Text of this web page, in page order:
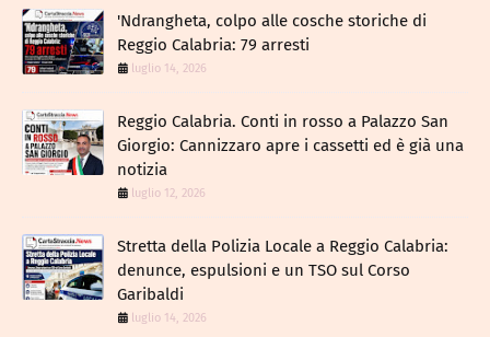
​'Ndrangheta, colpo alle cosche storiche di
Reggio Calabria: 79 arresti
luglio 14, 2026
Reggio Calabria. Conti in rosso a Palazzo San
Giorgio: Cannizzaro apre i cassetti ed è già una
notizia
luglio 12, 2026
​Stretta della Polizia Locale a Reggio Calabria:
denunce, espulsioni e un TSO sul Corso
Garibaldi
luglio 14, 2026